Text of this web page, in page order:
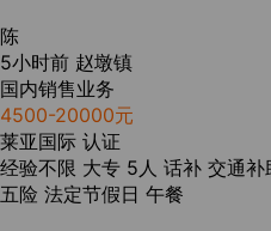
陈
5小时前 赵墩镇
国内销售业务
4500-20000元
莱亚国际 认证
经验不限 大专 5人 话补 交通补
五险 法定节假日 午餐